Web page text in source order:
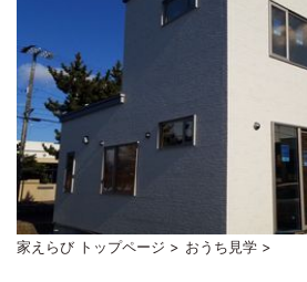
家えらび トップページ > おうち見学 >